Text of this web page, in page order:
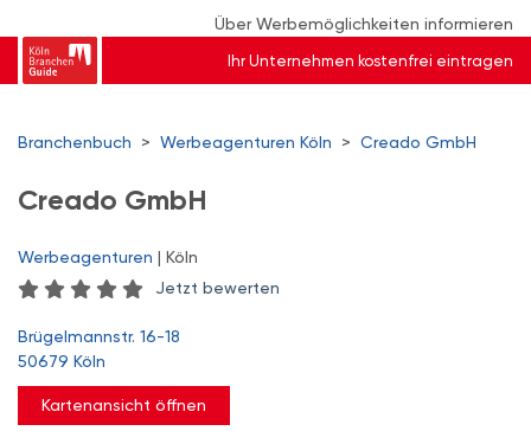
Über Werbemöglichkeiten informieren
Ihr Unternehmen kostenfrei eintragen
Branchenbuch > Werbeagenturen Köln > Creado GmbH
Creado GmbH
Werbeagenturen | Köln
Jetzt bewerten
Brügelmannstr. 16-18
50679 Köln
Kartenansicht öffnen